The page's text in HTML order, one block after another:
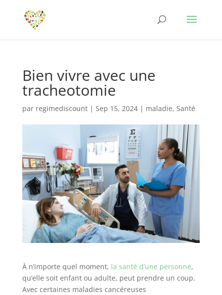
Bien vivre avec une
tracheotomie
par regimediscount| Sep 15, 2024| maladie, Santé
À n’importe quel moment, la santé d’une personne,
qu’elle soit enfant ou adulte, peut prendre un coup.
Avec certaines maladies cancéreuses